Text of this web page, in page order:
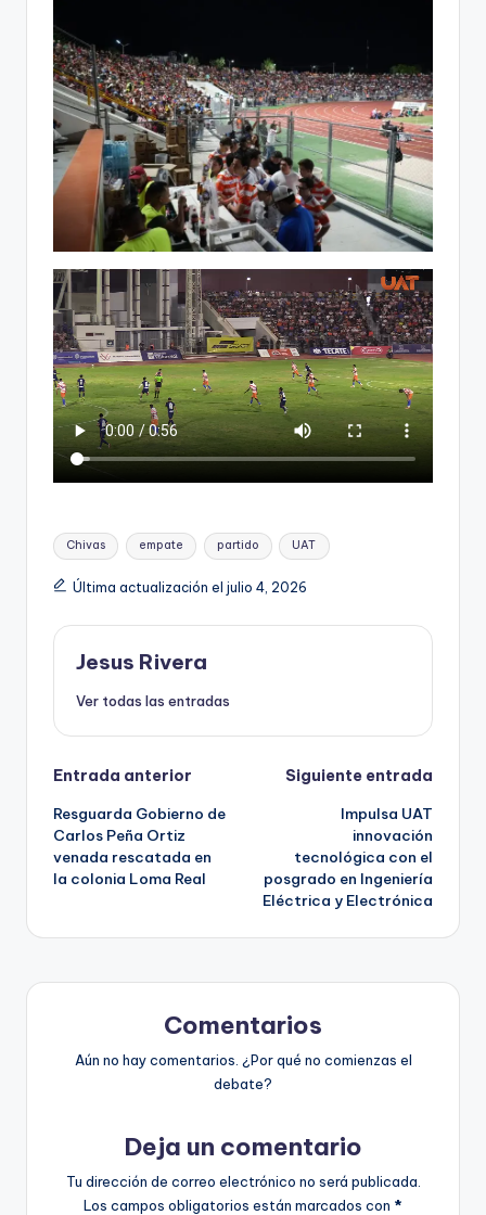
Etiquetas:
Chivas empate partido UAT
Última actualización el julio 4, 2026
Jesus Rivera
Ver todas las entradas
Navegación
de
entradas
Entrada anterior
Resguarda Gobierno de
Carlos Peña Ortiz
venada rescatada en
la colonia Loma Real
Siguiente entrada
Impulsa UAT
innovación
tecnológica con el
posgrado en Ingeniería
Eléctrica y Electrónica
Comentarios
Aún no hay comentarios. ¿Por qué no comienzas el
debate?
Deja un comentario
Tu dirección de correo electrónico no será publicada.
Los campos obligatorios están marcados con *